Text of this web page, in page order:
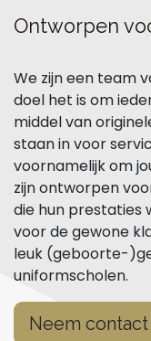
Ontworpen
We zijn een team
doel het is om
middel van
staan in voor
voornamelijk om
zijn ontworpen
die hun prestaties
voor de gewone
leuk (geboorte-
uniformscholen.
Neem